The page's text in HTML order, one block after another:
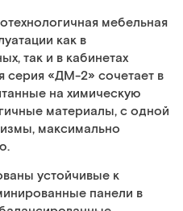
мебельная
как в
так и в кабинетах
«ДМ-2» сочетает в
на химическую
материалы, с одной
максимально
устойчивые к
панели в